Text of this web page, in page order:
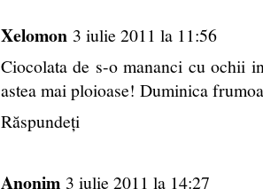
Xelomon 3 iulie 2011 la 11:56
Ciocolata de s-o mananci cu ochii
astea mai ploioase! Duminica
Răspundeți
Anonim 3 iulie 2011 la 14:27